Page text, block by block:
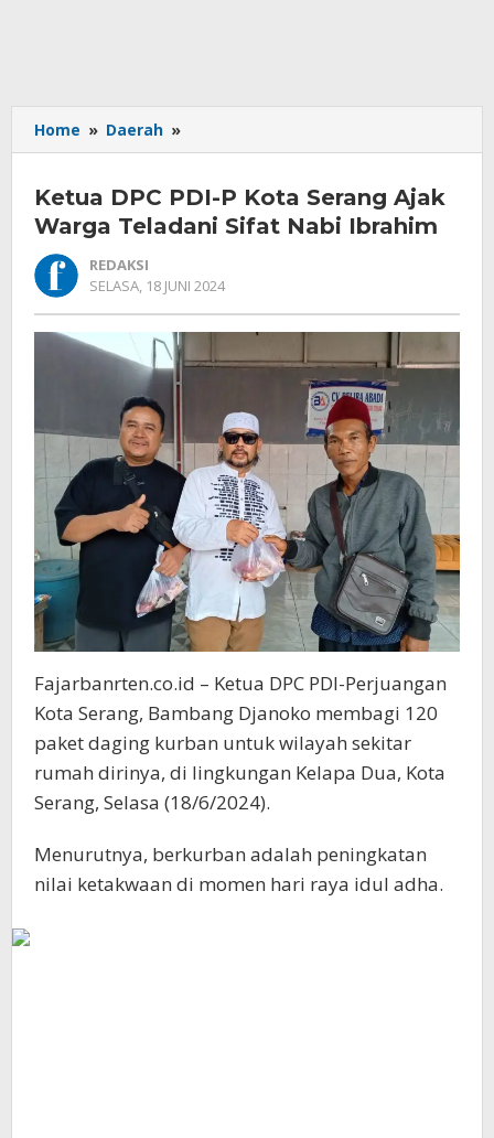
Home » Daerah »
DPC
P
Kota
Warga
Teladani
Sifat
Nabi
Ketua DPC PDI-P Kota Serang Ajak
Warga Teladani Sifat Nabi Ibrahim
REDAKSI
SELASA, 18 JUNI 2024
Fajarbanrten.co.id – Ketua DPC PDI-Perjuangan
Kota Serang, Bambang Djanoko membagi 120
paket daging kurban untuk wilayah sekitar
rumah dirinya, di lingkungan Kelapa Dua, Kota
Serang, Selasa (18/6/2024).
Menurutnya, berkurban adalah peningkatan
nilai ketakwaan di momen hari raya idul adha.